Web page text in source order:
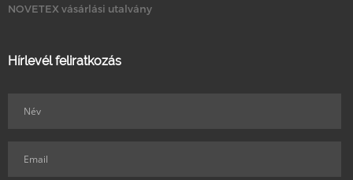
NOVETEX vásárlási utalvány
Hírlevél feliratkozás